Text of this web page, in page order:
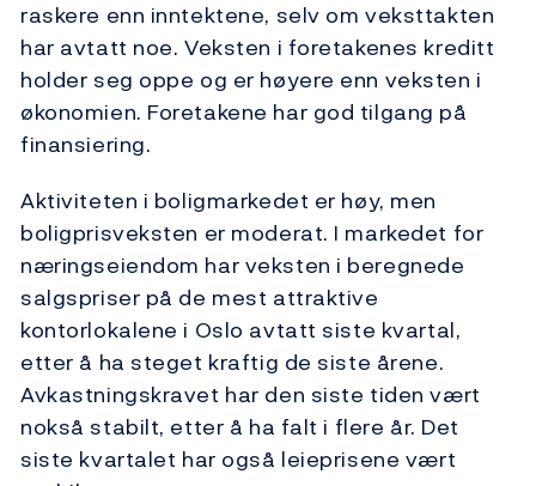
raskere enn inntektene, selv om veksttakten
har avtatt noe. Veksten i foretakenes kreditt
holder seg oppe og er høyere enn veksten i
økonomien. Foretakene har god tilgang på
finansiering.
Aktiviteten i boligmarkedet er høy, men
boligprisveksten er moderat. I markedet for
næringseiendom har veksten i beregnede
salgspriser på de mest attraktive
kontorlokalene i Oslo avtatt siste kvartal,
etter å ha steget kraftig de siste årene.
Avkastningskravet har den siste tiden vært
nokså stabilt, etter å ha falt i flere år. Det
siste kvartalet har også leieprisene vært